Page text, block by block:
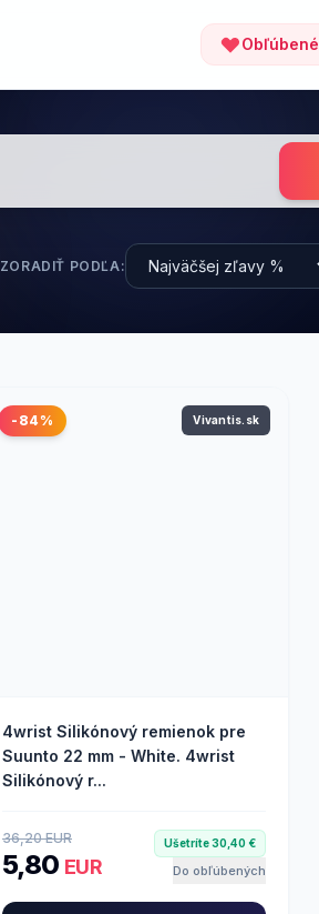
Obľúbené
ZORADIŤ PODĽA:
-84% Vivantis.sk
4wrist Silikónový remienok pre
Suunto 22 mm - White. 4wrist
Silikónový r...
36,20 EUR
5,80 EUR
Ušetríte 30,40 €
Do obľúbených